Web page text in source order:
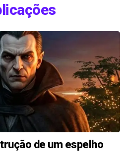
de um espelho